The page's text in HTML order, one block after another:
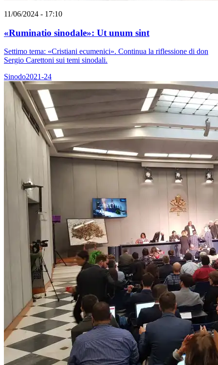
11/06/2024 - 17:10
«Ruminatio sinodale»: Ut unum sint
Settimo tema: «Cristiani ecumenici». Continua la riflessione di don
Sergio Carettoni sui temi sinodali.
Sinodo2021-24